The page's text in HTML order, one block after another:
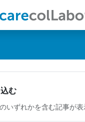
む
いずれかを含む記事が表